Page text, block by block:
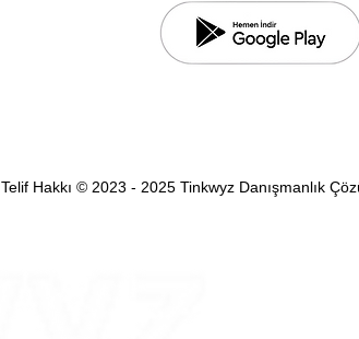
Telif Hakkı © 2023 - 2025 Tinkwyz Danışmanlık